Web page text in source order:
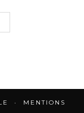
MENTIONS